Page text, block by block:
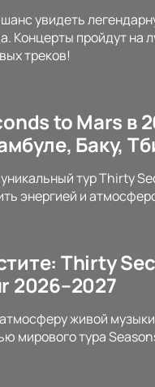
увидеть
Концерты пройдут на
треков!
to Mars в
Баку,
тур Thirty
энергией и
Thirty
2026–2027
живой
мирового тура